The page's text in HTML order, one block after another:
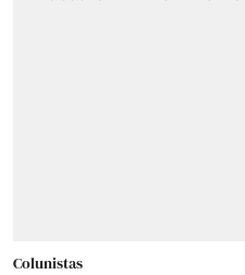
Colunistas